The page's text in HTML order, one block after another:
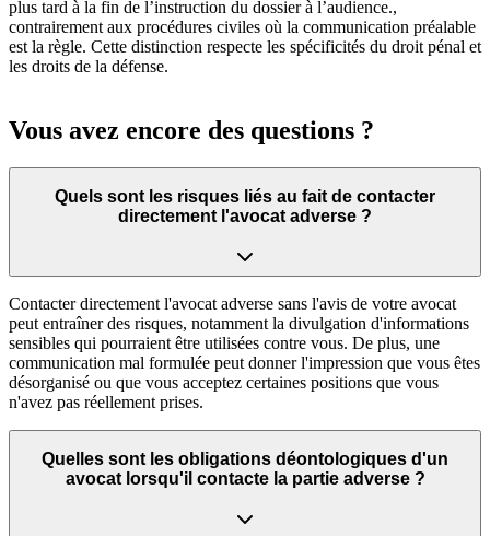
plus tard à la fin de l’instruction du dossier à l’audience.,
contrairement aux procédures civiles où la communication préalable
est la règle. Cette distinction respecte les spécificités du droit pénal et
les droits de la défense.
Vous avez encore des questions ?
Quels sont les risques liés au fait de contacter
directement l'avocat adverse ?
Contacter directement l'avocat adverse sans l'avis de votre avocat
peut entraîner des risques, notamment la divulgation d'informations
sensibles qui pourraient être utilisées contre vous. De plus, une
communication mal formulée peut donner l'impression que vous êtes
désorganisé ou que vous acceptez certaines positions que vous
n'avez pas réellement prises.
Quelles sont les obligations déontologiques d'un
avocat lorsqu'il contacte la partie adverse ?